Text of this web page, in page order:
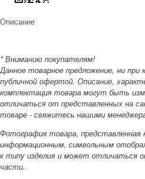
Описание
* Вниманию покупателям!
Данное товарное предложение, ни при
публичной офертой. Описание,
комплектация товара могут быть
отличаться от представленных на
товаре - свяжитесь нашими
Фотография товара, представленная
информационным, символьным
к типу изделия и может отличаться
части.